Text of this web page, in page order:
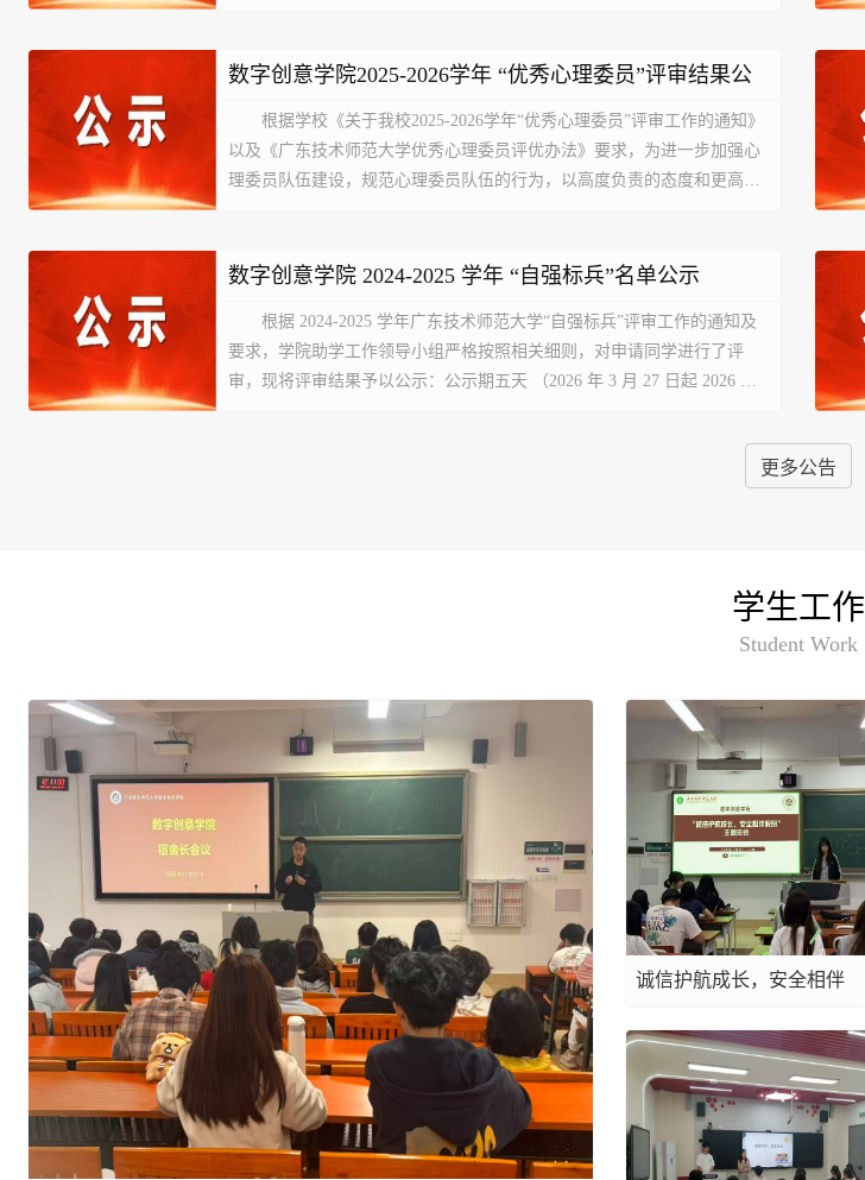
数字创意学院2025-2026学年 “优秀心理委员”评审结果公
根据学校《关于我校2025-2026学年“优秀心理委员”评审工作的通知》
以及《广东技术师范大学优秀心理委员评优办法》要求，为进一步加强心
理委员队伍建设，规范心理委员队伍的行为，以高度负责的态度和更高的
数字创意学院 2024-2025 学年 “自强标兵”名单公示
根据 2024-2025 学年广东技术师范大学“自强标兵”评审工作的通知及
要求，学院助学工作领导小组严格按照相关细则，对申请同学进行了评
审，现将评审结果予以公示：公示期五天 （2026 年 3 月 27 日起 2026 年
更多公告
学生工作
Student Work
诚信护航成长，安全相伴
假期